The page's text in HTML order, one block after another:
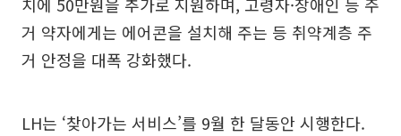
거 약자에게는 에어콘을 설치해 주는 등 취약계층 주
거 안정을 대폭 강화했다.
LH는 ‘찾아가는 서비스’를 9월 한 달동안 시행한다.